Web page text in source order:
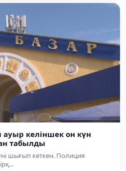
келіншек он күн
табылды
шығып кеткен. Полиция